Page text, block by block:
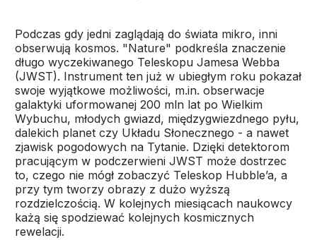
Podczas gdy jedni zaglądają do świata mikro, inni
obserwują kosmos. "Nature" podkreśla znaczenie
długo wyczekiwanego Teleskopu Jamesa Webba
(JWST). Instrument ten już w ubiegłym roku pokazał
swoje wyjątkowe możliwości, m.in. obserwacje
galaktyki uformowanej 200 mln lat po Wielkim
Wybuchu, młodych gwiazd, międzygwiezdnego pyłu,
dalekich planet czy Układu Słonecznego - a nawet
zjawisk pogodowych na Tytanie. Dzięki detektorom
pracującym w podczerwieni JWST może dostrzec
to, czego nie mógł zobaczyć Teleskop Hubble’a, a
przy tym tworzy obrazy z dużo wyższą
rozdzielczością. W kolejnych miesiącach naukowcy
każą się spodziewać kolejnych kosmicznych
rewelacji.